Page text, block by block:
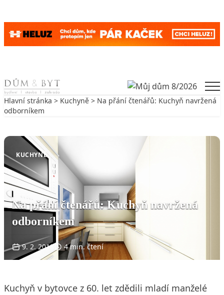
Skip to content
Hlavní stránka > Kuchyně > Na přání čtenářů: Kuchyň navržená
odborníkem
KUCHYNĚ
Na přání čtenářů: Kuchyň navržená
odborníkem
9. 2. 2018 4 min. čtení
Kuchyň v bytovce z 60. let zdědili mladí manželé